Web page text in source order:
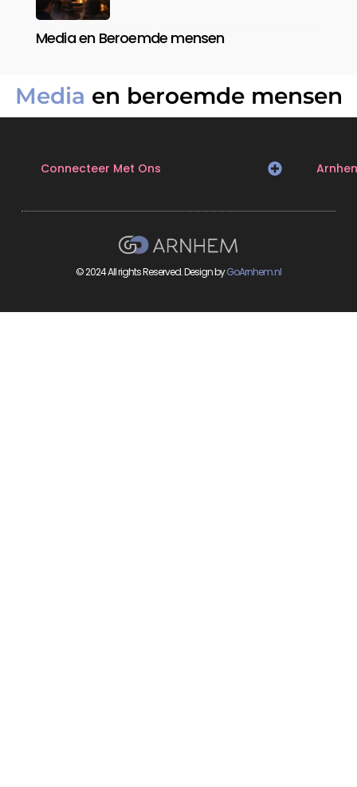
Media en Beroemde mensen
Media en beroemde mensen
Connecteer Met Ons
© 2024 All rights Reserved. Design byGoArnhem.nl